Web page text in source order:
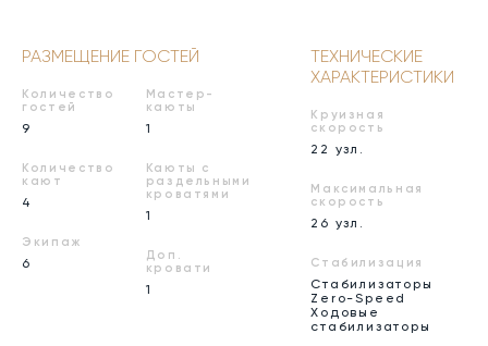
РАЗМЕЩЕНИЕ ГОСТЕЙ
Количество
гостей
9
Количество
кают
4
Экипаж
6
Мастер-
каюты
1
Каюты с
раздельными
кроватями
1
Доп.
кровати
1
ТЕХНИЧЕСКИЕ
ХАРАКТЕРИСТИКИ
Круизная
скорость
22 узл.
Максимальная
скорость
26 узл.
Стабилизация
Стабилизаторы
Zero-Speed
Ходовые
стабилизаторы